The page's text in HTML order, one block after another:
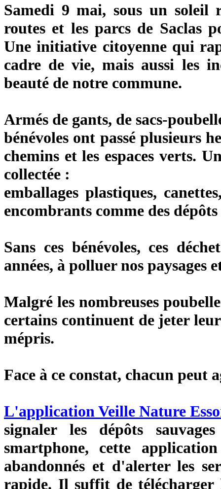
Samedi 9 mai, sous un soleil
routes et les parcs de Saclas
Une initiative citoyenne qui
cadre de vie, mais aussi les
beauté de notre commune.
Armés de gants, de sacs-
bénévoles ont passé plusieurs
chemins et les espaces verts.
collectée :
emballages plastiques,
encombrants comme des
Sans ces bénévoles, ces
années, à polluer nos paysages
Malgré les nombreuses
certains continuent de jeter
mépris.
Face à ce constat, chacun peut
L'application Veille Nature
signaler les dépôts
smartphone, cette
abandonnés et d'alerter les
rapide. Il suffit de